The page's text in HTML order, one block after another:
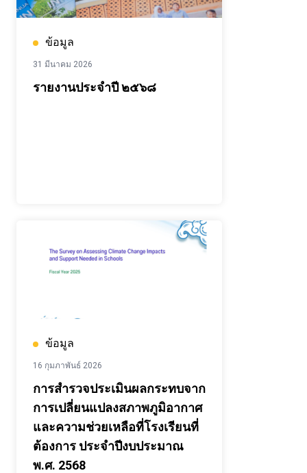
ข้อมูล
31 มีนาคม 2026
รายงานประจำปี ๒๕๖๘
ข้อมูล
16 กุมภาพันธ์ 2026
การสำรวจประเมินผลกระทบจาก
การเปลี่ยนแปลงสภาพภูมิอากาศ
และความช่วยเหลือที่โรงเรียนที่
ต้องการ ประจำปีงบประมาณ
พ.ศ. 2568